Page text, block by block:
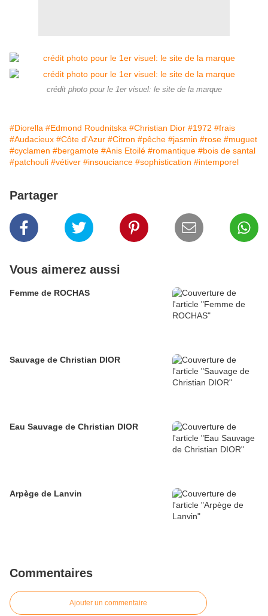
crédit photo pour le 1er visuel: le site de la marque
#Diorella #Edmond Roudnitska #Christian Dior #1972 #frais
#Audacieux #Côte d'Azur #Citron #pêche #jasmin #rose #muguet
#cyclamen #bergamote #Anis Etoilé #romantique #bois de santal
#patchouli #vétiver #insouciance #sophistication #intemporel
Partager
Vous aimerez aussi
Femme de ROCHAS
Sauvage de Christian DIOR
Eau Sauvage de Christian DIOR
Arpège de Lanvin
Commentaires
Ajouter un commentaire